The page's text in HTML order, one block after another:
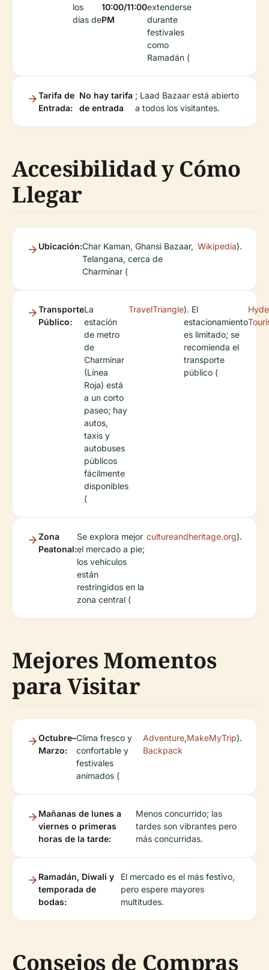
los
días de
10:00/11:00
PM
extenderse
durante
festivales
como
Ramadán (
Tarifa de
Entrada:
No hay tarifa
de entrada
; Laad Bazaar está abierto
a todos los visitantes.
Accesibilidad y Cómo
Llegar
Ubicación:Char Kaman, Ghansi Bazaar,
Telangana, cerca de
Charminar (
Wikipedia).
Transporte
Público:
La
estación
de metro
de
Charminar
(Línea
Roja) está
a un corto
paseo; hay
autos,
taxis y
autobuses
públicos
fácilmente
disponibles
(
TravelTriangle). El
estacionamiento
es limitado; se
recomienda el
transporte
público (
Zona
Peatonal:
Se explora mejor
el mercado a pie;
los vehículos
están
restringidos en la
zona central (
cultureandheritage.org).
Mejores Momentos
para Visitar
Octubre–
Marzo:
Clima fresco y
confortable y
festivales
animados (
Adventure
Backpack
,MakeMyTrip).
Mañanas de lunes a
viernes o primeras
horas de la tarde:
Menos concurrido; las
tardes son vibrantes pero
más concurridas.
Ramadán, Diwali y
temporada de
bodas:
El mercado es el más festivo,
pero espere mayores
multitudes.
Consejos de Compras